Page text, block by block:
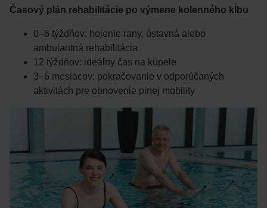
Časový plán rehabilitácie po výmene kolenného kĺbu
0–6 týždňov: hojenie rany, ústavná alebo
ambulantná rehabilitácia
12 týždňov: ideálny čas na kúpele
3–6 mesiacov: pokračovanie v odporúčaných
aktivitách pre obnovenie plnej mobility